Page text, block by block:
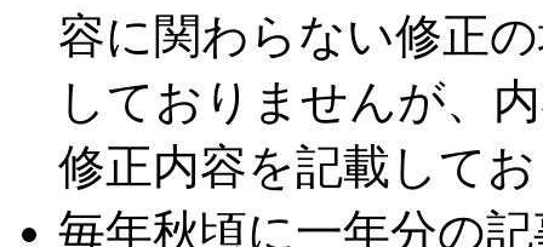
容に関わらない修正
しておりませんが、
修正内容を記載して
毎年秋頃に一年分の